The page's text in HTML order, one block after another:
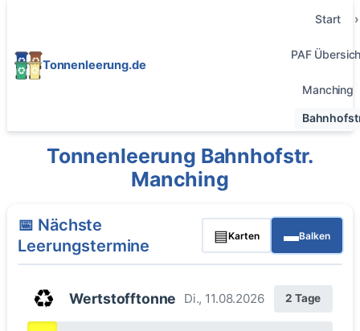
Tonnenleerung.de
Start
PAF
Manching
Tonnenleerung Bahnhofstr.
Manching
📅 Nächste
Leerungstermine
▤Karten ▬Balken
♻️ Wertstofftonne Di., 11.08.2026 2 Tage